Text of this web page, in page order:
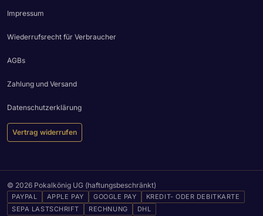
Impressum
Wiederrufsrecht für Verbraucher
AGBs
Zahlung und Versand
Datenschutzerklärung
Vertrag widerrufen
© 2026 Pokalkönig UG (haftungsbeschränkt)
PAYPAL APPLE PAY GOOGLE PAY
KREDIT- ODER DEBITKARTE
SEPA LASTSCHRIFT
RECHNUNG DHL